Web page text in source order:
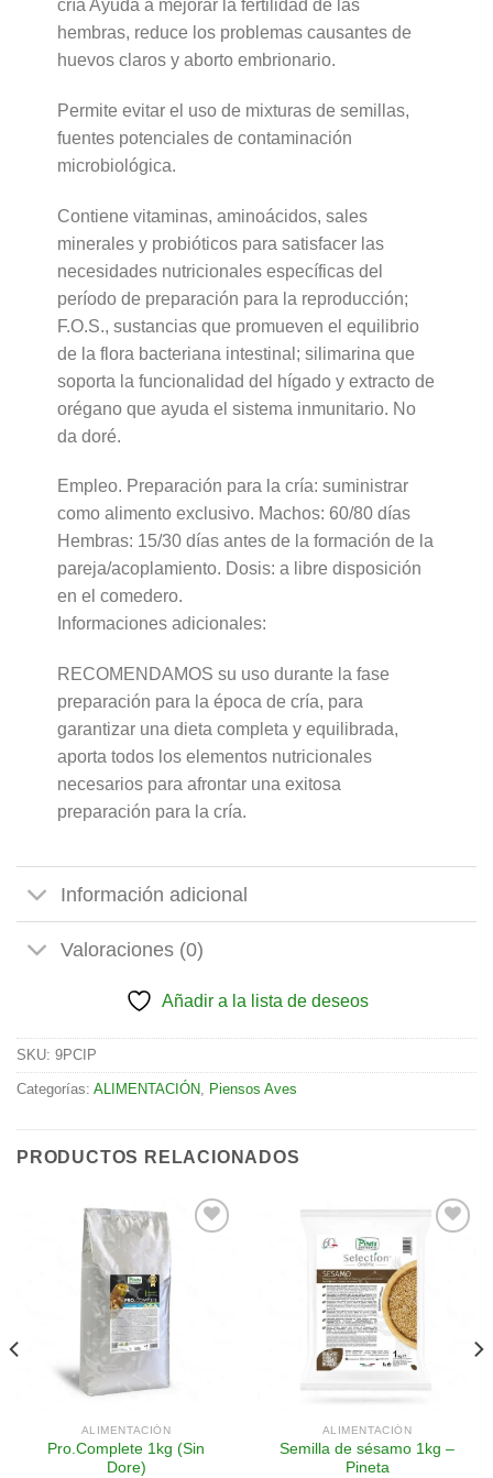
cría Ayuda a mejorar la fertilidad de las
hembras, reduce los problemas causantes de
huevos claros y aborto embrionario.
Permite evitar el uso de mixturas de semillas,
fuentes potenciales de contaminación
microbiológica.
Contiene vitaminas, aminoácidos, sales
minerales y probióticos para satisfacer las
necesidades nutricionales específicas del
período de preparación para la reproducción;
F.O.S., sustancias que promueven el equilibrio
de la flora bacteriana intestinal; silimarina que
soporta la funcionalidad del hígado y extracto de
orégano que ayuda el sistema inmunitario. No
da doré.
Empleo. Preparación para la cría: suministrar
como alimento exclusivo. Machos: 60/80 días
Hembras: 15/30 días antes de la formación de la
pareja/acoplamiento. Dosis: a libre disposición
en el comedero.
Informaciones adicionales:
RECOMENDAMOS su uso durante la fase
preparación para la época de cría, para
garantizar una dieta completa y equilibrada,
aporta todos los elementos nutricionales
necesarios para afrontar una exitosa
preparación para la cría.
Información adicional
Valoraciones (0)
Añadir a la lista de deseos
SKU: 9PCIP
Categorías: ALIMENTACIÓN Piensos Aves
PRODUCTOS RELACIONADOS
ALIMENTACIÓN
Pro.Complete 1kg (Sin
Dore)
ALIMENTACIÓN
Semilla de sésamo 1kg –
Pineta